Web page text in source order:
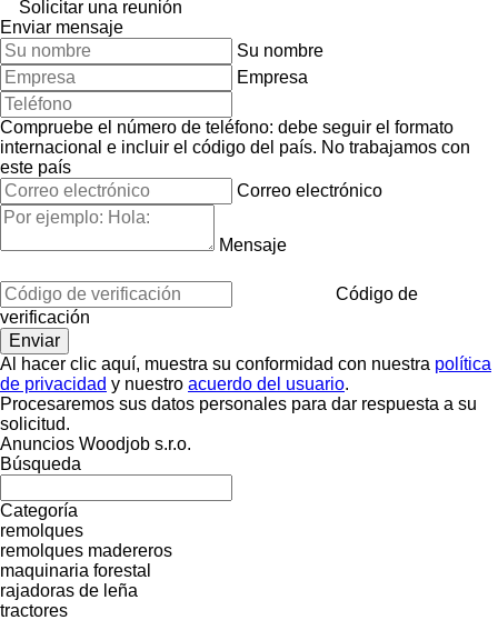
Solicitar una reunión
Enviar mensaje
Su nombre
Empresa
Compruebe el número de teléfono: debe seguir el formato
internacional e incluir el código del país. No trabajamos con
este país
Correo electrónico
Mensaje
Código de
verificación
Al hacer clic aquí, muestra su conformidad con nuestra política
de privacidad y nuestro acuerdo del usuario.
Procesaremos sus datos personales para dar respuesta a su
solicitud.
Anuncios Woodjob s.r.o.
Búsqueda
Categoría
remolques
remolques madereros
maquinaria forestal
rajadoras de leña
tractores